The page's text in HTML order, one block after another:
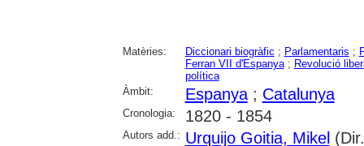
Matèries: Diccionari biogràfic ; Parlamentaris ;
Ferran VII d'Espanya; Revolució
política
Àmbit:
Espanya; Catalunya
Cronologia: 1820 - 1854
Autors add.: Urquijo Goitia, Mikel